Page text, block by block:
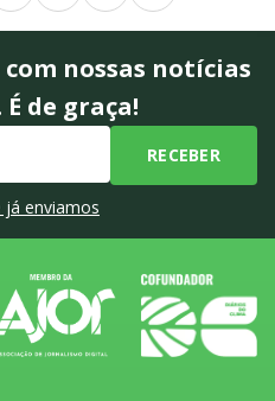
nossas notícias
de graça!
já enviamos